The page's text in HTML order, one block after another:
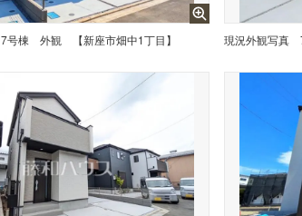
7号棟 外観 【新座市畑中1丁目】 現況外観写真